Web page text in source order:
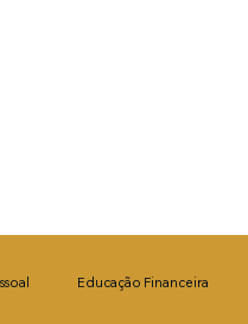
Educação Financeira